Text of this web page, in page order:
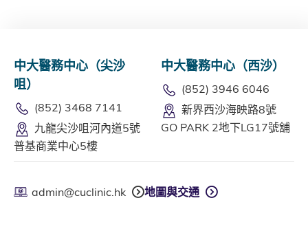
中大醫務中心（尖沙
咀）
(852) 3468 7141
九龍尖沙咀河內道5號
普基商業中心5樓
中大醫務中心（西沙）
(852) 3946 6046
新界西沙海映路8號
GO PARK 2地下LG17號舖
admin@cuclinic.hk 地圖與交通